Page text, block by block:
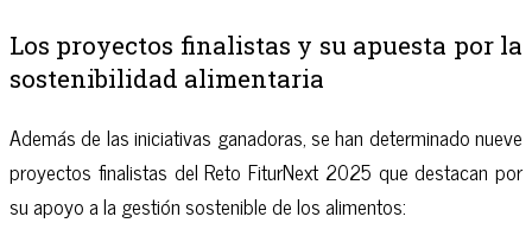
Los proyectos finalistas y su apuesta por la
sostenibilidad alimentaria
Además de las iniciativas ganadoras, se han determinado nueve
proyectos finalistas del Reto FiturNext 2025 que destacan por
su apoyo a la gestión sostenible de los alimentos: